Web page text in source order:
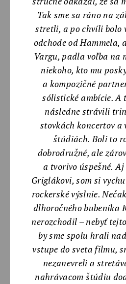
Tak sme sa ráno na
stretli, a po chvíli bolo
odchode od Hammela,
Vargu, padla voľba na
niekoho, kto mu
a kompozičné
sólistické ambície. A
následne strávili
stovkách koncertov a
štúdiách. Boli to
dobrodružné, ale
a tvorivo úspešné.
Griglákovi, som si
rockerské výslnie.
dlhoročného bubeníka
nerozchodil – nebyť
by sme spolu hrali
vstupe do sveta filmu,
nezanevreli a
nahrávacom štúdiu